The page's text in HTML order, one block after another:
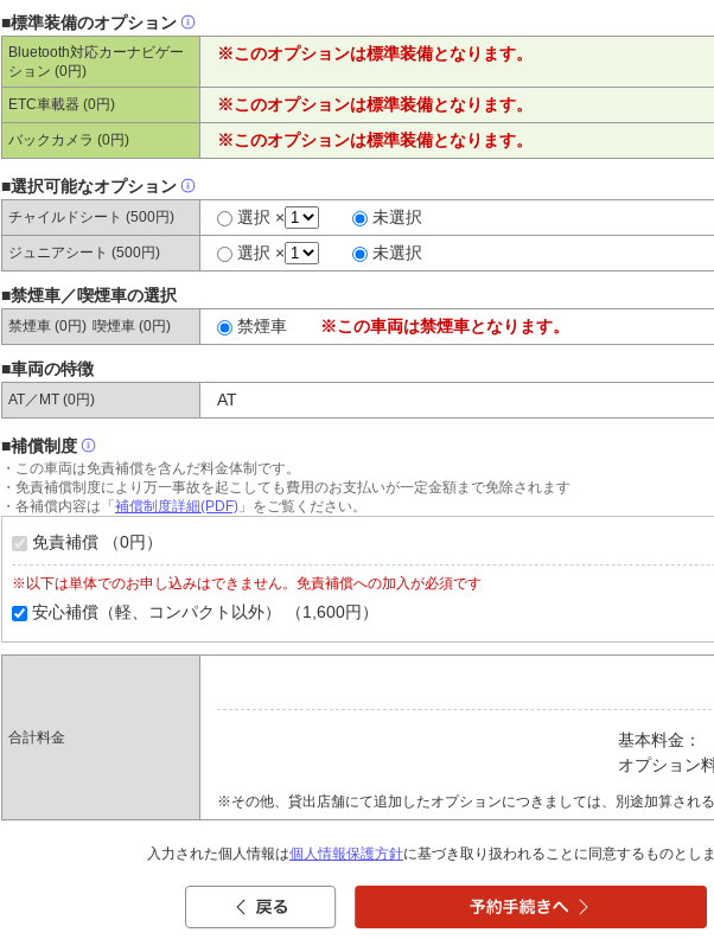
■標準装備のオプション
Bluetooth対応カーナビゲー
ション (0円)
※このオプションは標準装備となります。
ETC車載器 (0円) ※このオプションは標準装備となります。
バックカメラ (0円) ※このオプションは標準装備となります。
■選択可能なオプション
チャイルドシート (500円) 選択 × 未選択
ジュニアシート (500円) 選択 × 未選択
■禁煙車／喫煙車の選択
禁煙車 (0円) 喫煙車 (0円) 禁煙車 ※この車両は禁煙車となります。
■車両の特徴
AT／MT (0円) AT
■補償制度
・この車両は免責補償を含んだ料金体制です。
・免責補償制度により万一事故を起こしても費用のお支払いが一定金額まで免除されます
・各補償内容は「 補償制度詳細(PDF) 」をご覧ください。
免責補償 （0円）
※以下は単体でのお申し込みはできません。免責補償への加入が必須です
安心補償（軽、コンパクト以外） （1,600円）
合計料金 基本料金：
オプション
※その他、貸出店舗にて追加したオプションにつきましては、別途加算される
入力された個人情報は個人情報保護方針に基づき取り扱われることに同意するものとしま